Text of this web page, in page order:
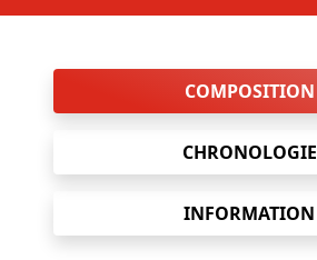
COMPOSITION
CHRONOLOGIE
INFORMATION